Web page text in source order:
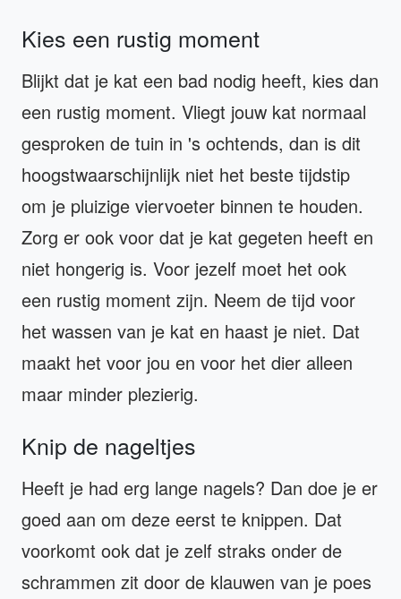
Kies een rustig moment
Blijkt dat je kat een bad nodig heeft, kies dan
een rustig moment. Vliegt jouw kat normaal
gesproken de tuin in 's ochtends, dan is dit
hoogstwaarschijnlijk niet het beste tijdstip
om je pluizige viervoeter binnen te houden.
Zorg er ook voor dat je kat gegeten heeft en
niet hongerig is. Voor jezelf moet het ook
een rustig moment zijn. Neem de tijd voor
het wassen van je kat en haast je niet. Dat
maakt het voor jou en voor het dier alleen
maar minder plezierig.
Knip de nageltjes
Heeft je had erg lange nagels? Dan doe je er
goed aan om deze eerst te knippen. Dat
voorkomt ook dat je zelf straks onder de
schrammen zit door de klauwen van je poes